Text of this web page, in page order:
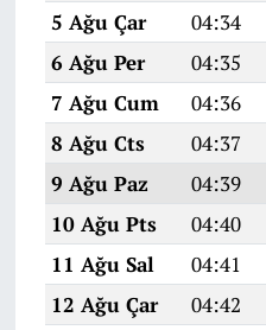
5 Ağu Çar 04:34
6 Ağu Per
04:35
7 Ağu Cum
04:36
8 Ağu Cts
04:37
9 Ağu Paz
04:39
10 Ağu Pts
04:40
11 Ağu Sal
04:41
12 Ağu Çar
04:42